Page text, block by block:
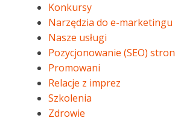
Konkursy
Narzędzia do e-marketingu
Nasze usługi
Pozycjonowanie (SEO) stron
Promowani
Relacje z imprez
Szkolenia
Zdrowie